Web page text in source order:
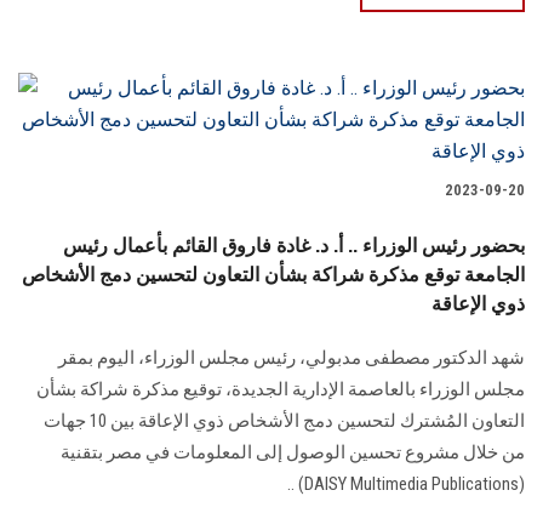
2023-09-20
بحضور رئيس الوزراء .. أ. د. غادة فاروق القائم بأعمال رئيس
الجامعة توقع مذكرة شراكة بشأن التعاون لتحسين دمج الأشخاص
ذوي الإعاقة
شهد الدكتور مصطفى مدبولي، رئيس مجلس الوزراء، اليوم بمقر
مجلس الوزراء بالعاصمة الإدارية الجديدة، توقيع مذكرة شراكة بشأن
التعاون المُشترك لتحسين دمج الأشخاص ذوي الإعاقة بين 10 جهات
من خلال مشروع تحسين الوصول إلى المعلومات في مصر بتقنية
(DAISY Multimedia Publications) ..